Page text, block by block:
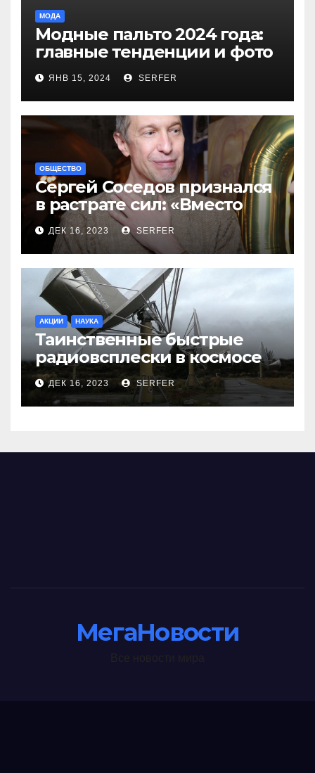
МОДА
Модные пальто 2024 года:
главные тенденции и фото
новинок
ЯНВ 15, 2024 SERFER
ОБЩЕСТВО
Сергей Соседов признался
в растрате сил: «Вместо
меня взяли Пригожина»
ДЕК 16, 2023 SERFER
АКЦИИ НАУКА
Таинственные быстрые
радиовсплески в космосе
сделались все более
странными
ДЕК 16, 2023 SERFER
МегаНовости